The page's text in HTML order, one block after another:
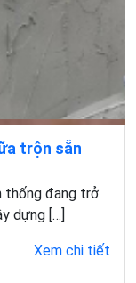
trộn sẵn
thống đang trở
dựng […]
Xem chi tiết